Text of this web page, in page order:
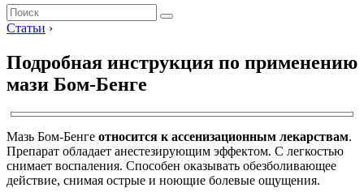
Статьи ›
Подробная инструкция по применению
мази Бом-Бенге
Мазь Бом-Бенге относится к ассенизационным лекарствам.
Препарат обладает анестезирующим эффектом. С легкостью
снимает воспаления. Способен оказывать обезболивающее
действие, снимая острые и ноющие болевые ощущения.